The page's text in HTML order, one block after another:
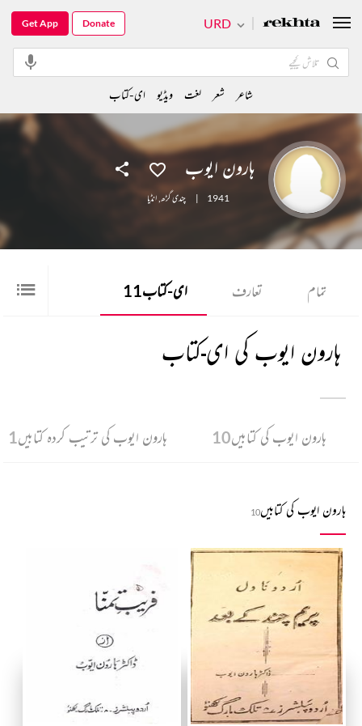
ہارون ایوب
1941
| چندی گڑھ,انڈیا
تمام تعارف ای-کتاب11
ہارون ایوب کی ای-کتاب
ہارون ایوب کی کتابیں10 ہارون ایوب کی ترتیب کردہ کتابیں1
ہارون ایوب کی کتابیں10
URD
Get App Donate
شاعر شعر لغت ویڈیو ای-کتاب